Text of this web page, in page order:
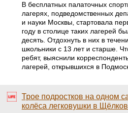
В бесплатных палаточных
лагерях, подведомственных
и науки Москвы, стартовала
году в столице таких лагерей
десять. Отдохнуть в них в
школьники с 13 лет и старше.
ребят, выяснили
лагерей, открывшихся в
Трое подростков на одном
колёса легковушки в